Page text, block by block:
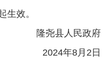
生效。
隆尧县人民政府
2024年8 月 2 日